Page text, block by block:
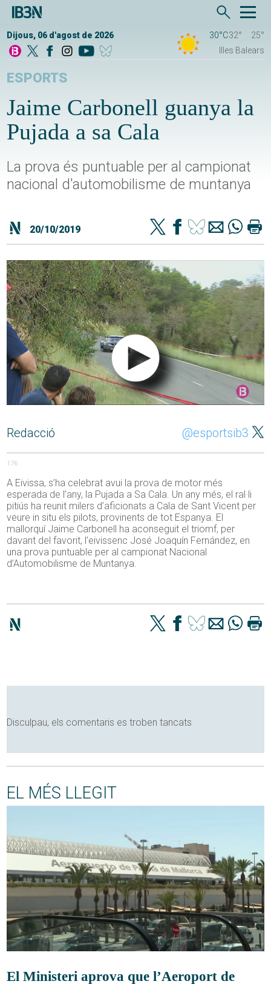
Dijous, 06 d'agost de 2026 30°C32°
25°
Illes Balears
ESPORTS
Jaime Carbonell guanya la
Pujada a sa Cala
La prova és puntuable per al campionat
nacional d'automobilisme de muntanya
20/10/2019
Redacció @esportsib3
176
A Eivissa, s’ha celebrat avui la prova de motor més
esperada de l’any, la Pujada a Sa Cala. Un any més, el ral·li
pitiús ha reunit milers d’aficionats a Cala de Sant Vicent per
veure in situ els pilots, provinents de tot Espanya. El
mallorquí Jaime Carbonell ha aconseguit el triomf, per
davant del favorit, l’eivissenc José Joaquín Fernández, en
una prova puntuable per al campionat Nacional
d’Automobilisme de Muntanya.
Disculpau, els comentaris es troben tancats
EL MÉS LLEGIT
El Ministeri aprova que l’Aeroport de